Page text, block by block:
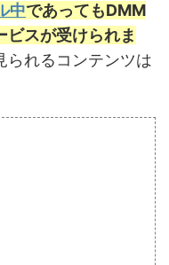
中であってもDMM
ビスが受けられま
られるコンテンツは